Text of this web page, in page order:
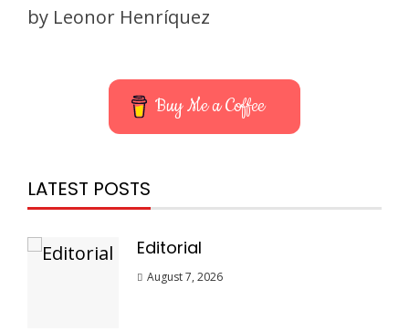
by Leonor Henríquez
Buy Me a Coffee
LATEST POSTS
Editorial
August 7, 2026